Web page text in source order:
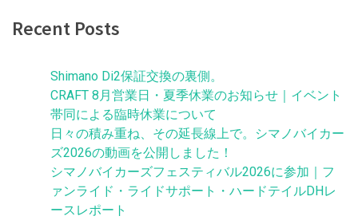
ョRecent Posts
Shimano Di2保証交換の裏側。
CRAFT 8月営業日・夏季休業のお知らせ｜イベント
帯同による臨時休業について
日々の積み重ね、その延長線上で。シマノバイカー
ズ2026の動画を公開しました！
シマノバイカーズフェスティバル2026に参加｜フ
ァンライド・ライドサポート・ハードテイルDHレ
ースレポート